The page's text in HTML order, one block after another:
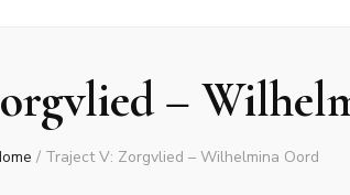
–
/ Traject V: Zorgvlied – Wilhelmina Oord